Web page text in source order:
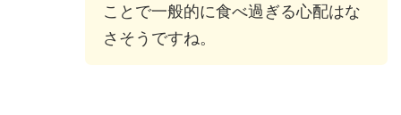
ことで一般的に食べ過ぎる心配はな
さそうですね。